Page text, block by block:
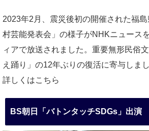
2023年2月、震災後初の開催された福
村芸能発表会」の様子がNHKニュース
ィアで放送されました。重要無形民俗
え踊り」の12年ぶりの復活に寄与し
詳しくはこちら
BS朝日「バトンタッチSDGs」出演